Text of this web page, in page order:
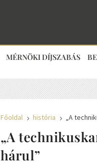
MÉRNÖKI DÍJSZABÁS
Főoldal 5 história 5 „A
„A
hárul”